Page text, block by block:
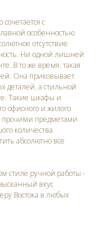
с
особенностью
отсутствие
Ни одной лишней
В то же время. такая
Она приковывает
деталей. а стильной
Такие шкафы и
офисного и жилого
прочими предметами
количества
абсолютно все
стиле ручной работы -
вкус
Востока в любых